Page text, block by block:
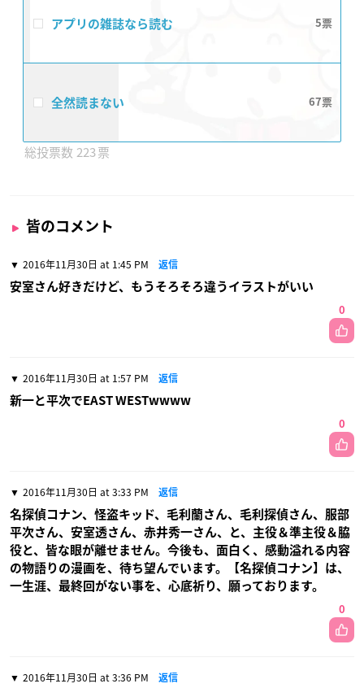
アプリの雑誌なら読む 5
全然読まない 67
223
皆のコメント
2016年11月30日 at 1:45 PM 返信
安室さん好きだけど、もうそろそろ違うイラストがいい
0
2016年11月30日 at 1:57 PM 返信
新一と平次でEAST WESTwwww
0
2016年11月30日 at 3:33 PM 返信
名探偵コナン、怪盗キッド、毛利蘭さん、毛利探偵さん、服部
平次さん、安室透さん、赤井秀一さん、と、主役＆準主役＆脇
役と、皆な眼が離せません。今後も、面白く、感動溢れる内容
の物語りの漫画を、待ち望んでいます。【名探偵コナン】は、
一生涯、最終回がない事を、心底祈り、願っております。
0
2016年11月30日 at 3:36 PM 返信